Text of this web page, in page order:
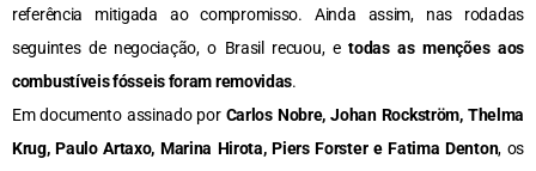
referência mitigada ao compromisso. Ainda assim, nas rodadas
seguintes de negociação, o Brasil recuou, etodas as menções aos
combustíveis fósseis foram removidas.
Em documento assinado por Carlos Nobre, Johan Rockström, Thelma
Krug, Paulo Artaxo, Marina Hirota, Piers Forster e Fatima Denton, os